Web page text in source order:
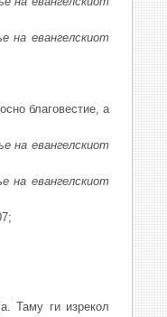
на евангелскиот
благовестие, а
на евангелскиот
на евангелскиот
Таму ги изрекол